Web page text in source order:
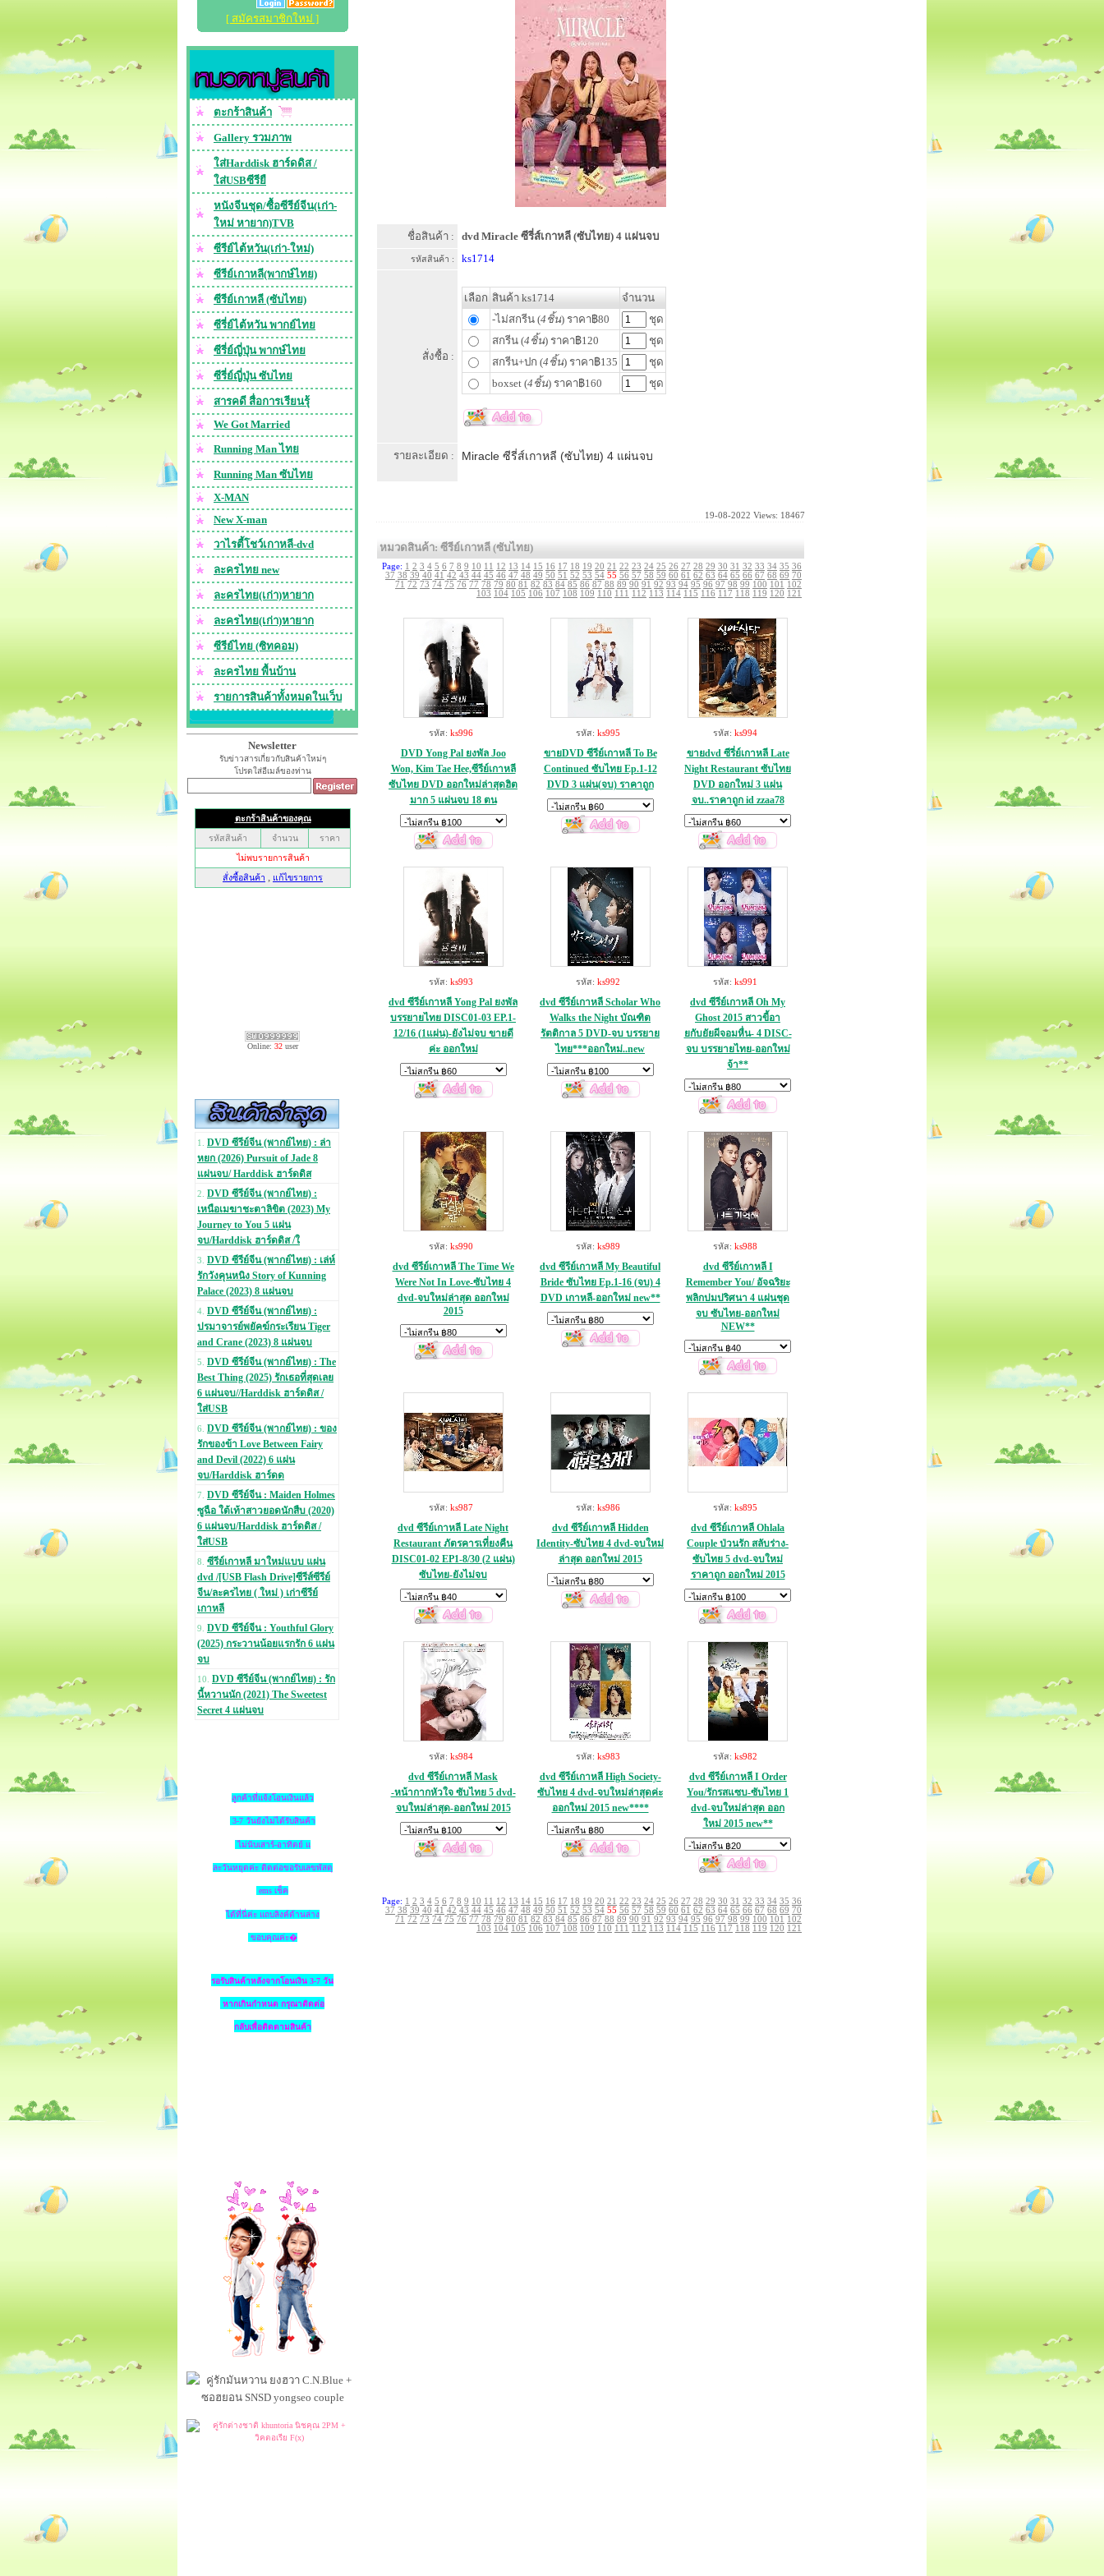
[ สมัครสมาชิกใหม่ ]
ตะกร้าสินค้า
Gallery รวมภาพ
ใส่Harddisk ฮาร์ดดิส /
ใส่USBซีรียื
หนังจีนชุด/ซื้อซีรีย์จีน(เก่า-
ใหม่ หายาก)TVB
ซีรีย์ไต้หวัน(เก่า-ใหม่)
ซีรีย์เกาหลี(พากษ์ไทย)
ซีรีย์เกาหลี (ซับไทย)
ซีรี่ย์ไต้หวัน พากย์ไทย
ซีรี่ย์ญี่ปุ่น พากษ์ไทย
ซีรี่ย์ญี่ปุ่น ซับไทย
สารคดี สื่อการเรียนรุ้
We Got Married
Running Man ไทย
Running Man ซับไทย
X-MAN
New X-man
วาไรตี้โชว์เกาหลี-dvd
ละครไทย new
ละครไทย(เก่า)หายาก
ละครไทย(เก่า)หายาก
ซีรีย์ไทย (ซิทคอม)
ละครไทย พื้นบ้าน
รายการสินค้าทั้งหมดในเว็บ
Newsletter
รับข่าวสารเกี่ยวกับสินค้าใหม่ๆ
โปรดใส่อีเมล์ของท่าน
Online: 32user
1. DVD ซีรีย์จีน (พากย์ไทย) : ล่า
หยก (2026) Pursuit of Jade 8
แผ่นจบ/ Harddisk ฮาร์ดดิส
2. DVD ซีรีย์จีน (พากย์ไทย) :
เหนือเมฆาชะตาลิขิต (2023) My
Journey to You 5 แผ่น
จบ/Harddisk ฮาร์ดดิส /ใ
3. DVD ซีรีย์จีน (พากย์ไทย) : เล่ห์
รักวังคุนหนิง Story of Kunning
Palace (2023) 8 แผ่นจบ
4. DVD ซีรีย์จีน (พากย์ไทย) :
ปรมาจารย์พยัคฆ์กระเรียน Tiger
and Crane (2023) 8 แผ่นจบ
5. DVD ซีรีย์จีน (พากย์ไทย) : The
Best Thing (2025) รักเธอที่สุดเลย
6 แผ่นจบ//Harddisk ฮาร์ดดิส /
ใส่USB
6. DVD ซีรีย์จีน (พากย์ไทย) : ของ
รักของข้า Love Between Fairy
and Devil (2022) 6 แผ่น
จบ/Harddisk ฮาร์ดด
7. DVD ซีรีย์จีน : Maiden Holmes
ซูฉือ ใต้เท้าสาวยอดนักสืบ (2020)
6 แผ่นจบ/Harddisk ฮาร์ดดิส /
ใส่USB
8. ซีรีย์เกาหลี มาใหม่แบบ แผ่น
dvd /[USB Flash Drive]ซีรีส์ซีรีย์
จีน/ละครไทย ( ใหม่ ) เก่าซีรีย์
เกาหลี
9. DVD ซีรีย์จีน : Youthful Glory
(2025) กระวานน้อยแรกรัก 6 แผ่น
จบ
10. DVD ซีรีย์จีน (พากย์ไทย) : รัก
นี้หวานนัก (2021) The Sweetest
Secret 4 แผ่นจบ
ลูกค้าที่แจ้งโอนเงินแล้ว
3-7 วันยังไม่ได้รับสินค้า
ไม่นับเสาร์-อาทิตย์ แ
ละวันหยุดค่ะ ติดต่อขอรับเลขพัสดุ
ems เช็ค
ได้ที่นี่ค่ะ แถบลิงค์ด้านล่าง
ขอบคุณค่ะ�
รอรับสินค้าหลังจากโอนเงิน 3-7 วัน
หากเกินกำหนด กรุณาติดต่อ
กลับเพื่อติดตามสินค้า
ชื่อสินค้า : dvd Miracle ซีรี่ส์เกาหลี (ซับไทย) 4 แผ่นจบ
รหัสสินค้า : ks1714
สั่งซื้อ :
เลือก สินค้า ks1714
จำนวน
-ไม่สกรีน (4ชิ้น) ราคา฿80
ชุด
สกรีน (4ชิ้น) ราคา฿120
ชุด
สกรีน+ปก (4ชิ้น) ราคา฿135
ชุด
boxset (4ชิ้น) ราคา฿160 ชุด
รายละเอียด : Miracle ซีรี่ส์เกาหลี (ซับไทย) 4 แผ่นจบ
19-08-2022 Views: 18467
หมวดสินค้า: ซีรีย์เกาหลี (ซับไทย)
Page: 1 2 3 4 5 6 7 8 9 10 11 12 13 14 15 16 17 18 19 20 21 22 23 24 25 26 27 28 29 30 31 32 33 34 35 36
37 38 39 40 41 42 43 44 45 46 47 48 49 50 51 52 53 54 55 56 57 58 59 60 61 62 63 64 65 66 67 68 69 70
71 72 73 74 75 76 77 78 79 80 81 82 83 84 85 86 87 88 89 90 91 92 93 94 95 96 97 98 99 100 101
102
103 104 105 106 107 108 109 110 111 112 113 114 115 116 117 118 119 120 121
รหัส: ks996
DVD Yong Pal ยงพัล Joo
Won, Kim Tae Hee,ซีรีย์เกาหลี
ซับไทย DVD ออกใหม่ล่าสุดฮิต
มาก 5 แผ่นจบ 18 ตน
รหัส: ks995
ขายDVD ซีรีย์เกาหลี To Be
Continued ซับไทย Ep.1-12
DVD 3 แผ่น(จบ) ราคาถูก
รหัส: ks994
ขายdvd ซีรี่ย์เกาหลี Late
Night Restaurant ซับไทย
DVD ออกใหม่ 3 แผ่น
จบ..ราคาถูก id zzaa78
รหัส: ks993
dvd ซีรีย์เกาหลี Yong Pal ยงพัล
บรรยายไทย DISC01-03 EP.1-
12/16 (1แผ่น)-ยังไม่จบ ขายดี
ค่ะ ออกใหม่
รหัส: ks992
dvd ซีรีย์เกาหลี Scholar Who
Walks the Night บัณฑิต
รัตติกาล 5 DVD-จบ บรรยาย
ไทย***ออกใหม่..new
รหัส: ks991
dvd ซีรีย์เกาหลี Oh My
Ghost 2015 สาวขี้อา
ยกับยัยผีจอมหื่น- 4 DISC-
จบ บรรยายไทย-ออกใหม่
จ้า**
รหัส: ks990
dvd ซีรีย์เกาหลี The Time We
Were Not In Love-ซับไทย 4
dvd-จบใหม่ล่าสุด ออกใหม่
2015
รหัส: ks989
dvd ซีรีย์เกาหลี My Beautiful
Bride ซับไทย Ep.1-16 (จบ) 4
DVD เกาหลี-ออกใหม่ new**
รหัส: ks988
dvd ซีรีย์เกาหลี I
Remember You/ อัจฉริยะ
พลิกปมปริศนา 4 แผ่นชุด
จบ ซับไทย-ออกใหม่
NEW**
รหัส: ks987
dvd ซีรีย์เกาหลี Late Night
Restaurant ภัตรคารเที่ยงคืน
DISC01-02 EP1-8/30 (2 แผ่น)
ซับไทย-ยังไม่จบ
รหัส: ks986
dvd ซีรีย์เกาหลี Hidden
Identity-ซับไทย 4 dvd-จบใหม่
ล่าสุด ออกใหม่ 2015
รหัส: ks895
dvd ซีรีย์เกาหลี Ohlala
Couple ป่วนรัก สลับร่าง-
ซับไทย 5 dvd-จบใหม่
ราคาถูก ออกใหม่ 2015
รหัส: ks984
dvd ซีรีย์เกาหลี Mask
-หน้ากากหัวใจ ซับไทย 5 dvd-
จบใหม่ล่าสุด-ออกใหม่ 2015
รหัส: ks983
dvd ซีรีย์เกาหลี High Society-
ซับไทย 4 dvd-จบใหม่ล่าสุดค่ะ
ออกใหม่ 2015 new****
รหัส: ks982
dvd ซีรีย์เกาหลี I Order
You/รักรสแซบ-ซับไทย 1
dvd-จบใหม่ล่าสุด ออก
ใหม่ 2015 new**
Page: 1 2 3 4 5 6 7 8 9 10 11 12 13 14 15 16 17 18 19 20 21 22 23 24 25 26 27 28 29 30 31 32 33 34 35 36
37 38 39 40 41 42 43 44 45 46 47 48 49 50 51 52 53 54 55 56 57 58 59 60 61 62 63 64 65 66 67 68 69 70
71 72 73 74 75 76 77 78 79 80 81 82 83 84 85 86 87 88 89 90 91 92 93 94 95 96 97 98 99 100 101
102
103 104 105 106 107 108 109 110 111 112 113 114 115 116 117 118 119 120 121